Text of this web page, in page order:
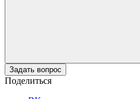
Задать вопрос
Поделиться